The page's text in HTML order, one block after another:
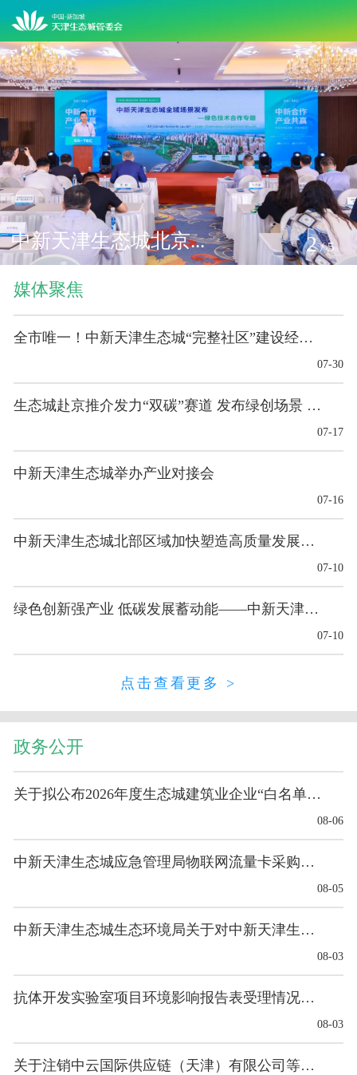
中新天津生态城北京... 2/5
媒体聚焦
全市唯一！中新天津生态城“完整社区”建设经验获全国推广
07-30
生态城赴京推介发力“双碳”赛道 发布绿创场景 多项合作成果落地
07-17
中新天津生态城举办产业对接会
07-16
中新天津生态城北部区域加快塑造高质量发展新优势
07-10
绿色创新强产业 低碳发展蓄动能——中新天津生态城塑造高质量发展新优势
07-10
点击查看更多 >
政务公开
关于拟公布2026年度生态城建筑业企业“白名单”的公示
08-06
中新天津生态城应急管理局物联网流量卡采购项目意向...
08-05
中新天津生态城生态环境局关于对中新天津生态城绿色...
08-03
抗体开发实验室项目环境影响报告表受理情况的公示
08-03
关于注销中云国际供应链（天津）有限公司等4家单位...